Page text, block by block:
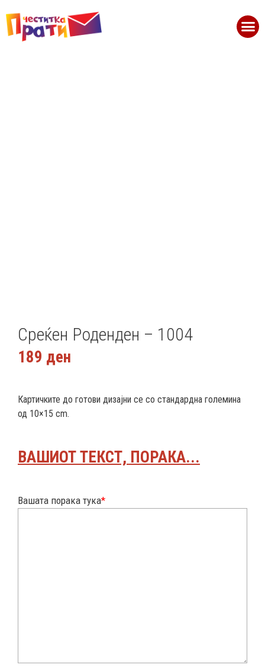
Среќен Роденден – 1004
189 ден
Картичките до готови дизајни се со стандардна големина
од 10×15 cm.
ВАШИОТ ТЕКСТ, ПОРАКА...
Вашата порака тука*